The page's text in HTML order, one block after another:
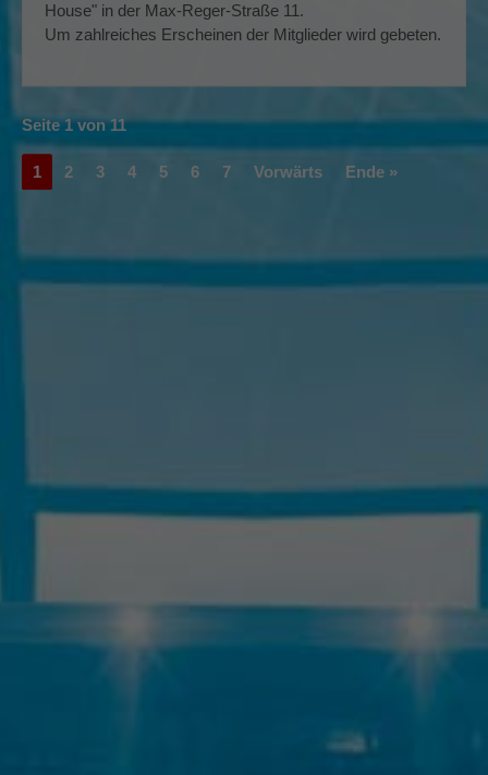
House" in der Max-Reger-Straße 11.
Um zahlreiches Erscheinen der Mitglieder wird gebeten.
Seite 1 von 11
1 2 3 4 5 6 7 Vorwärts Ende »